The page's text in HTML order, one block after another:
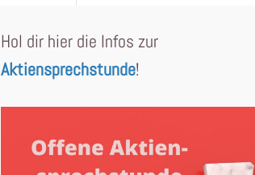
Hol dir hier die Infos zur
Aktiensprechstunde!